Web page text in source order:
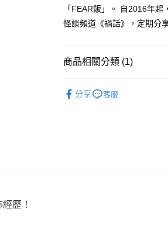
※ 交易是否成功請以「AFTEE
付客戶支援中心」 https://
１．透過由恩沛科技股份有限
２．關於個人資料處理事宜，請
https://aftee.tw/terms/#terms3
付款後萊爾富取貨
7-11取貨付款
付款後7-11取貨
「FEAR飯」。 自2016年
怪談頻道《禍話》，定期分
商品相關分類 (1)
分享
客服
歷！